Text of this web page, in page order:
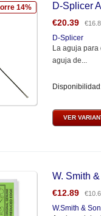
14% D-Splicer
€20.39 €
D-Splicer
La aguja
aguja de...
VER
W. Smith
€12.89 €
W.Smith & Son